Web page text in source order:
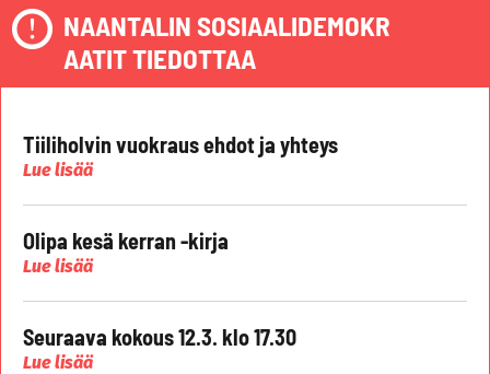
NAANTALIN SOSIAALIDEMOKR
AATIT TIEDOTTAA
Tiiliholvin vuokraus ehdot ja yhteys
Lue lisää
Olipa kesä kerran -kirja
Lue lisää
Seuraava kokous 12.3. klo 17.30
Lue lisää